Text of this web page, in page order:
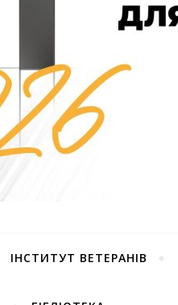
ІНСТИТУТ ВЕТЕРАНІВ